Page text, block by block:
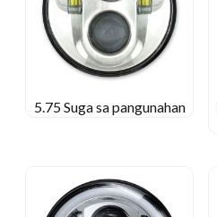
5.75 Suga sa pangunahan